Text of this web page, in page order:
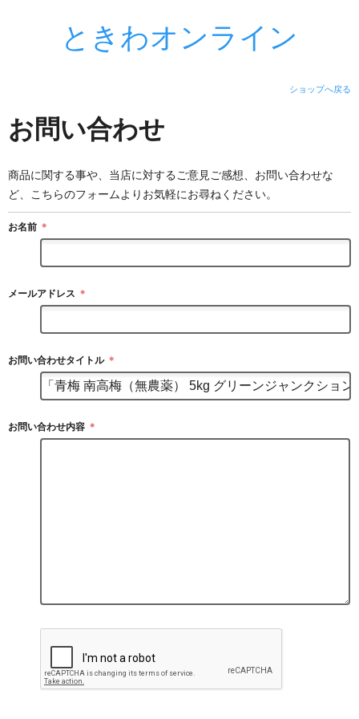
ときわオンライン
ショップへ戻る
お問い合わせ
商品に関する事や、当店に対するご意見ご感想、お問い合わせな
ど、こちらのフォームよりお気軽にお尋ねください。
お名前 ＊
メールアドレス ＊
お問い合わせタイトル ＊
お問い合わせ内容 ＊